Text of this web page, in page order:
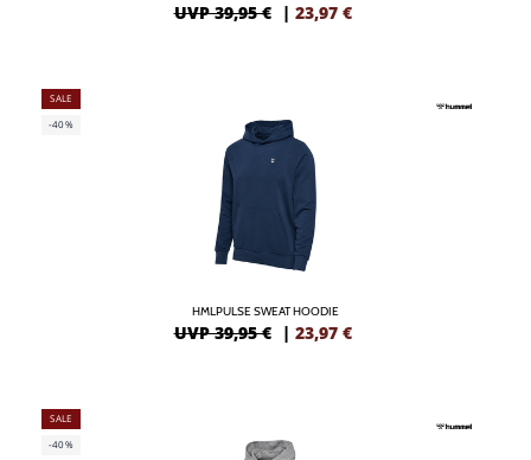
UVP 39,95 € | 23,97 €
SALE
-40%
HMLPULSE SWEAT HOODIE
UVP 39,95 € | 23,97 €
SALE
-40%